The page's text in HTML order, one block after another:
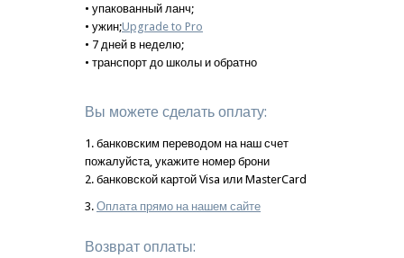
• упакованный ланч;
• ужин;Upgrade to Pro
• 7 дней в неделю;
• транспорт до школы и обратно
Вы можете сделать оплату:
1. банковским переводом на наш счет
пожалуйста, укажите номер брони
2. банковской картой Visa или MasterCard
3. Оплата прямо на нашем сайте
Возврат оплаты: